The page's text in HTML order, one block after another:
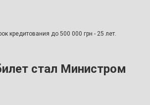
кредитования до 500 000 грн - 25 лет.
стал Министром